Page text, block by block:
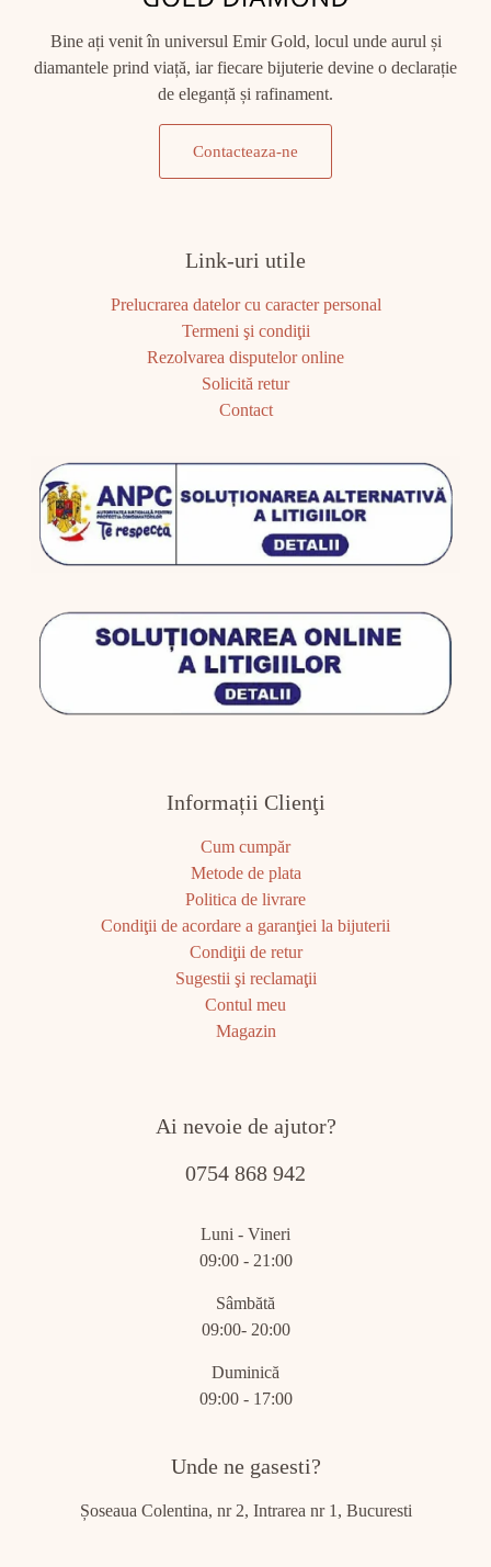
Bine ați venit în universul Emir Gold, locul unde aurul și
diamantele prind viață, iar fiecare bijuterie devine o declarație
de eleganță și rafinament.
Contacteaza-ne
Link-uri utile
Prelucrarea datelor cu caracter personal
Termeni şi condiţii
Rezolvarea disputelor online
Solicită retur
Contact
Informații Clienţi
Cum cumpăr
Metode de plata
Politica de livrare
Condiţii de acordare a garanţiei la bijuterii
Condiţii de retur
Sugestii şi reclamaţii
Contul meu
Magazin
Ai nevoie de ajutor?
0754 868 942
Luni - Vineri
09:00 - 21:00
Sâmbătă
09:00- 20:00
Duminică
09:00 - 17:00
Unde ne gasesti?
Șoseaua Colentina, nr 2, Intrarea nr 1, Bucuresti